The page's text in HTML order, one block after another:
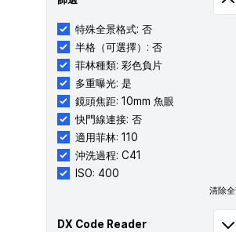
特殊全景格式: 否
半格（可選擇）: 否
菲林種類: 彩色負片
多重曝光: 是
鏡頭焦距: 10mm 魚眼
快門線連接: 否
適用菲林: 110
沖洗過程: C41
ISO: 400
清除
DX Code Reader